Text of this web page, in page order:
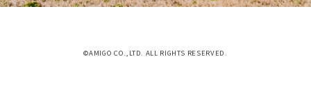
©AMIGO CO.,LTD. ALL RIGHTS RESERVED.